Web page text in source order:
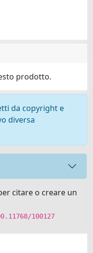
prodotto.
da copyright e
diversa
citare o creare un
100127